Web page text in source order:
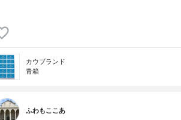
カウブランド
青箱
ふわもここあ